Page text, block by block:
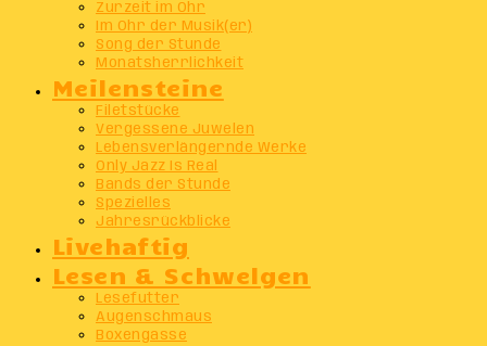
Zurzeit im Ohr
Im Ohr der Musik(er)
Song der Stunde
Monatsherrlichkeit
Meilensteine
Filetstücke
Vergessene Juwelen
Lebensverlängernde Werke
Only Jazz Is Real
Bands der Stunde
Spezielles
Jahresrückblicke
Livehaftig
Lesen & Schwelgen
Lesefutter
Augenschmaus
Boxengasse